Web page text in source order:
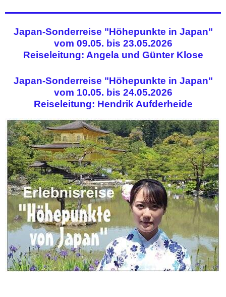
Japan-Sonderreise "Höhepunkte in Japan"
vom 09.05. bis 23.05.2026
Reiseleitung: Angela und Günter Klose
Japan-Sonderreise "Höhepunkte in Japan"
vom 10.05. bis 24.05.2026
Reiseleitung: Hendrik Aufderheide